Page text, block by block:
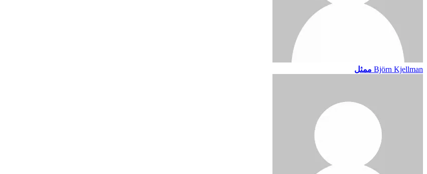
Björn Kjellman ممثل